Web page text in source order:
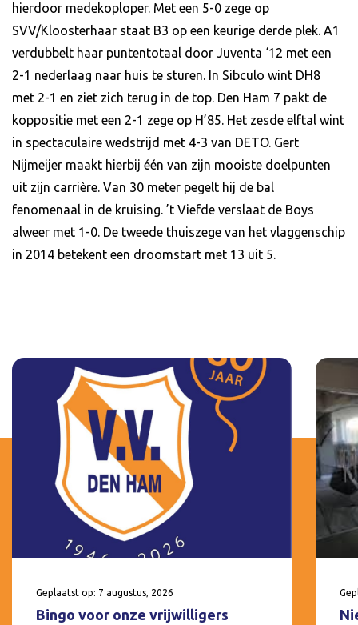
hierdoor medekoploper. Met een 5-0 zege op
SVV/Kloosterhaar staat B3 op een keurige derde plek. A1
verdubbelt haar puntentotaal door Juventa ‘12 met een
2-1 nederlaag naar huis te sturen. In Sibculo wint DH8
met 2-1 en ziet zich terug in de top. Den Ham 7 pakt de
koppositie met een 2-1 zege op H’85. Het zesde elftal wint
in spectaculaire wedstrijd met 4-3 van DETO. Gert
Nijmeijer maakt hierbij één van zijn mooiste doelpunten
uit zijn carrière. Van 30 meter pegelt hij de bal
fenomenaal in de kruising. ’t Viefde verslaat de Boys
alweer met 1-0. De tweede thuiszege van het vlaggenschip
in 2014 betekent een droomstart met 13 uit 5.
Geplaatst op: 7 augustus, 2026
Bingo voor onze vrijwilligers